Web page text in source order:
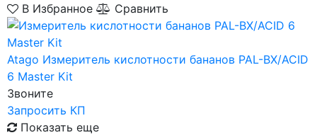
В Избранное
Сравнить
Atago Измеритель кислотности бананов PAL-BX/ACID
6 Master Kit
Звоните
Запросить КП
Показать еще